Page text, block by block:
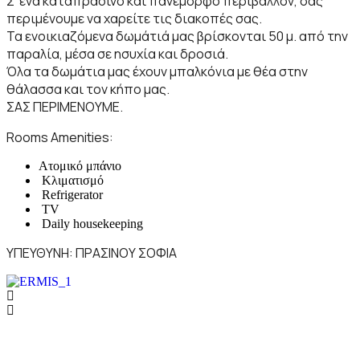
περιμένουμε να χαρείτε τις διακοπές σας.
Τα ενοικιαζόμενα δωμάτιά μας βρίσκονται 50 μ. από την
παραλία, μέσα σε ησυχία και δροσιά.
Όλα τα δωμάτια μας έχουν μπαλκόνια με θέα στην
θάλασσα και τον κήπο μας.
ΣΑΣ ΠΕΡΙΜΕΝΟΥΜΕ.
Rooms Amenities:
Ατομικό μπάνιο
Κλιματισμό
Refrigerator
TV
Daily housekeeping
ΥΠΕΥΘΥΝΗ: ΠΡΑΣΙΝΟΥ ΣΟΦΙΑ